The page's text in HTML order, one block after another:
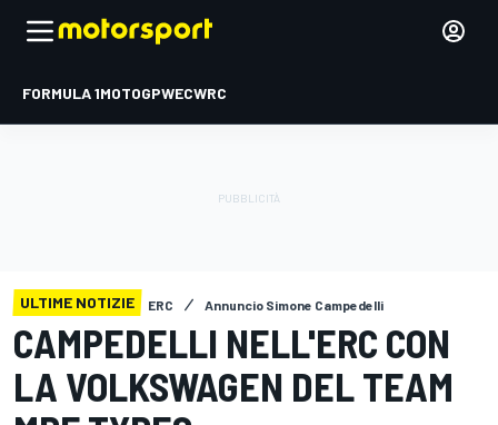
FORMULA 1MOTOGPWECWRC
ULTIME NOTIZIE ERC Annuncio Simone Campedelli
CAMPEDELLI NELL'ERC CON
LA VOLKSWAGEN DEL TEAM